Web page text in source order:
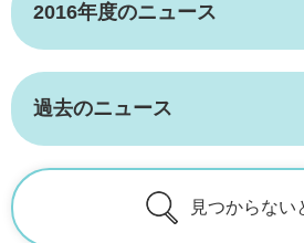
2016年度のニュース
過去のニュース
見つからない